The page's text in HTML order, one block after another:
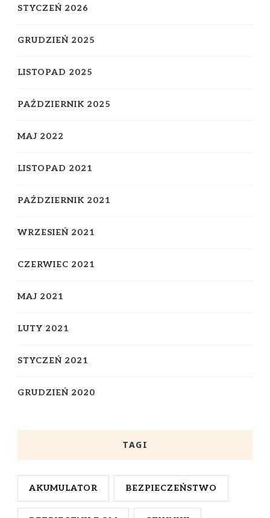
STYCZEŃ 2026
GRUDZIEŃ 2025
LISTOPAD 2025
PAŹDZIERNIK 2025
MAJ 2022
LISTOPAD 2021
PAŹDZIERNIK 2021
WRZESIEŃ 2021
CZERWIEC 2021
MAJ 2021
LUTY 2021
STYCZEŃ 2021
GRUDZIEŃ 2020
TAGI
AKUMULATOR BEZPIECZEŃSTWO